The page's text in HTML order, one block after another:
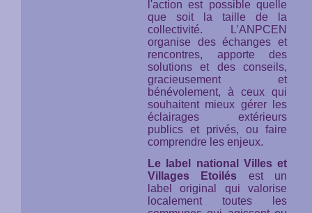
l'action est possible quelle
que soit la taille de la
collectivité. L’ANPCEN
organise des échanges et
rencontres, apporte des
solutions et des conseils,
gracieusement et
bénévolement, à ceux qui
souhaitent mieux gérer les
éclairages extérieurs
publics et privés, ou faire
comprendre les enjeux.
Le label national Villes et
Villages Etoilés est un
label original qui valorise
localement toutes les